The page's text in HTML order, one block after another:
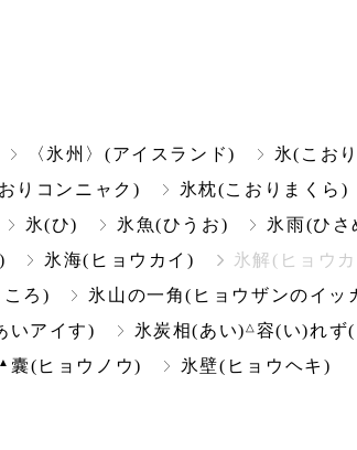
〈氷州〉(アイスランド) 氷(こお
りコンニャク) 氷枕(こおりまくら)
氷(ひ) 氷魚(ひうお) 氷雨(ひさ
氷海(ヒョウカイ) 氷解(ヒョウ
ろ) 氷山の一角(ヒョウザンのイッ
いアイす) 氷炭相(あい) △ 容(い)れず
▲ 囊(ヒョウノウ) 氷壁(ヒョウヘキ)